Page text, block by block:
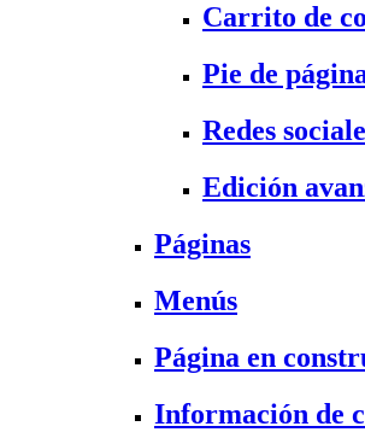
Carrito de
Pie de
Redes
Edición
Páginas
Menús
Página en
Información de